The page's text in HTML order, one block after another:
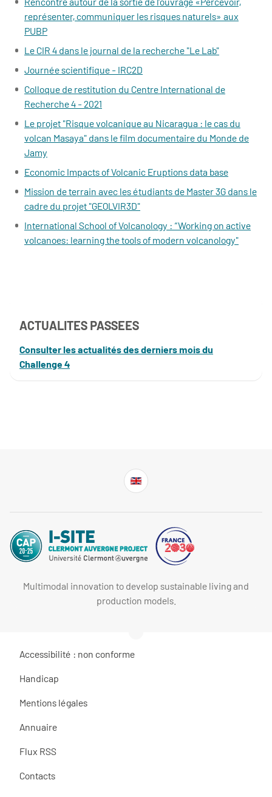
représenter, communiquer les risques naturels» aux
PUBP
Le CIR 4 dans le journal de la recherche "Le Lab"
Journée scientifique - IRC2D
Colloque de restitution du Centre International de
Recherche 4 - 2021
Le projet "Risque volcanique au Nicaragua : le cas du
volcan Masaya" dans le film documentaire du Monde de
Jamy
Economic Impacts of Volcanic Eruptions data base
Mission de terrain avec les étudiants de Master 3G dans le
cadre du projet "GEOLVIR3D"
International School of Volcanology : “Working on active
volcanoes: learning the tools of modern volcanology"
ACTUALITES PASSEES
Consulter les actualités des derniers mois du
Challenge 4
Multimodal innovation to develop sustainable living and
production models.
Accessibilité : non conforme
Handicap
Mentions légales
Annuaire
Flux RSS
Contacts